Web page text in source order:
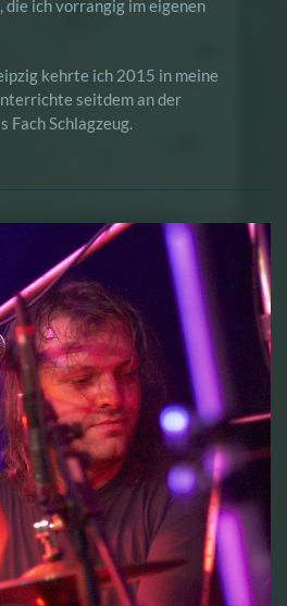
ich vorrangig im eigenen
kehrte ich 2015 in meine
seitdem an der
Fach Schlagzeug.